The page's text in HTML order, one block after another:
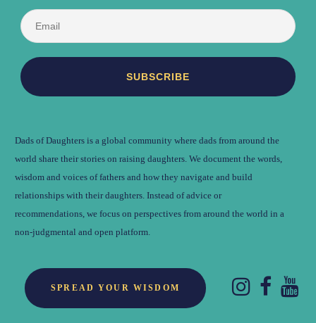
Dads of Daughters is a global community where dads from around the
world share their stories on raising daughters. We document the words,
wisdom and voices of fathers and how they navigate and build
relationships with their daughters. Instead of advice or
recommendations, we focus on perspectives from around the world in a
non-judgmental and open platform.
SPREAD YOUR WISDOM